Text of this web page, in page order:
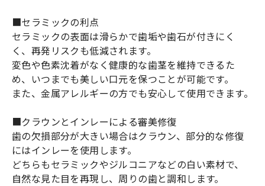
■セラミックの利点
セラミックの表面は滑らかで歯垢や歯石が付きにく
く、再発リスクも低減されます。
変色や色素沈着がなく健康的な歯茎を維持できるた
め、いつまでも美しい口元を保つことが可能です。
また、金属アレルギーの方でも安心して使用できます。
■クラウンとインレーによる審美修復
歯の欠損部分が大きい場合はクラウン、部分的な修復
にはインレーを使用します。
どちらもセラミックやジルコニアなどの白い素材で、
自然な見た目を再現し、周りの歯と調和します。